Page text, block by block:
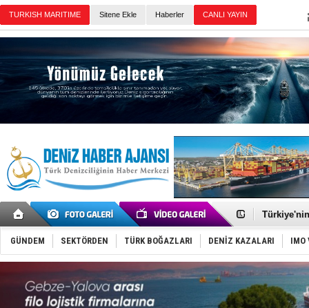
TURKISH MARITIME Sitene Ekle Haberler CANLI YAYIN
TÜRKLİM
Dünyanın
Keşfedildi:
D-Marin,
Van’da
ASEAN ilk
GÜNDEM SEKTÖRDEN TÜRK BOĞAZLARI DENİZ KAZALARI IMO